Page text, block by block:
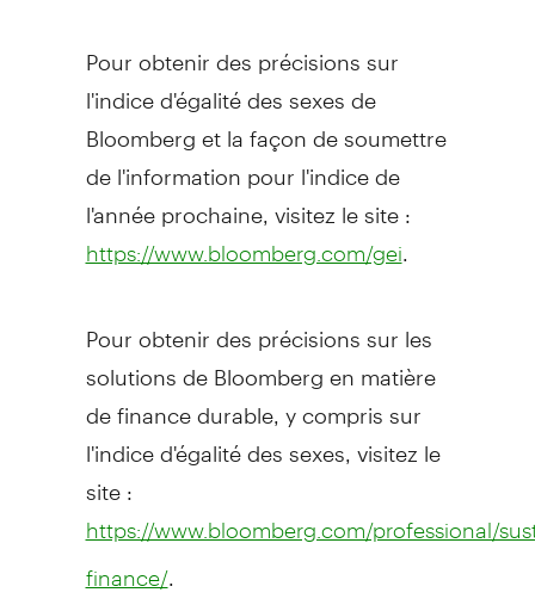
Pour obtenir des précisions sur
l'indice d'égalité des sexes de
Bloomberg et la façon de soumettre
de l'information pour l'indice de
l'année prochaine, visitez le site :
https://www.bloomberg.com/gei
Pour obtenir des précisions sur les
solutions de Bloomberg en matière
de finance durable, y compris sur
l'indice d'égalité des sexes, visitez le
site :
https://www.bloomberg.com/professional/
finance/.